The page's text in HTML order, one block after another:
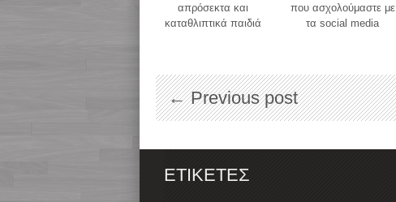
απρόσεκτα και
καταθλιπτικά παιδιά
που ασχολούμαστε με
τα social media
← Previous post
ΕΤΙΚΈΤΕΣ